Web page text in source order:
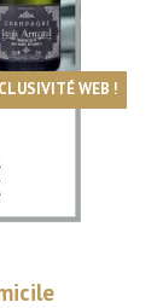
WEB !